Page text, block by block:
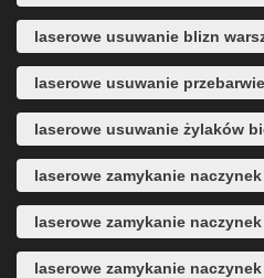
laserowe usuwanie blizn
laserowe usuwanie
laserowe usuwanie żylaków
laserowe zamykanie
laserowe zamykanie
laserowe zamykanie naczynek